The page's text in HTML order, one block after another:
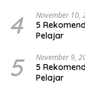
4 November 10,
5
Pelajar
5 November 9,
5
Pelajar